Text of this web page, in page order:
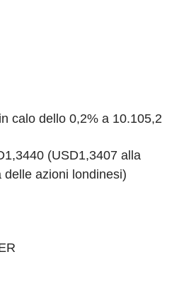
calo dello 0,2% a 10.105,2
(USD1,3407 alla
azioni londinesi)